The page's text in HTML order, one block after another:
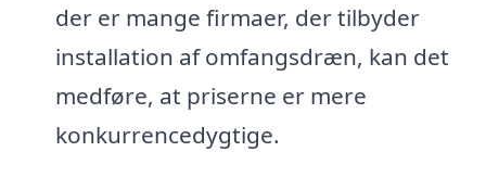
der er mange firmaer, der tilbyder
installation af omfangsdræn, kan det
medføre, at priserne er mere
konkurrencedygtige.